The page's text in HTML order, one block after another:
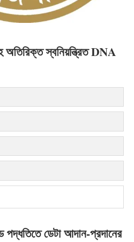
অতিরিক্ত স্বনিয়ন্ত্রিত DNA
ডেটা আদান-প্রদানের